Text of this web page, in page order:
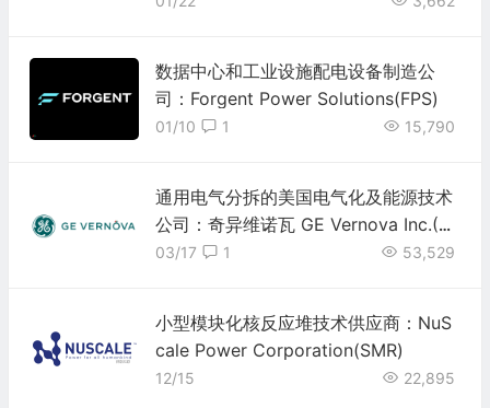
数据中心和工业设施配电设备制造公
司：Forgent Power Solutions(FPS)
01/10 15,790
1
通用电气分拆的美国电气化及能源技术
公司：奇异维诺瓦 GE Vernova Inc.(G
EV)
03/17 53,529
1
小型模块化核反应堆技术供应商：NuS
cale Power Corporation(SMR)
12/15 22,895